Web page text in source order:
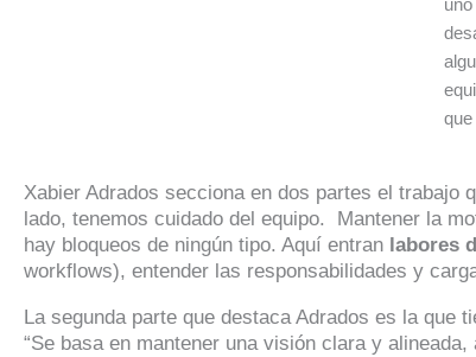
Xabier Adrados secciona en dos partes el trabajo
lado, tenemos cuidado del equipo. Mantener la
hay bloqueos de ningún tipo. Aquí entran labores
workflows), entender las responsabilidades y
La segunda parte que destaca Adrados es la que
“Se basa en mantener una visión clara y